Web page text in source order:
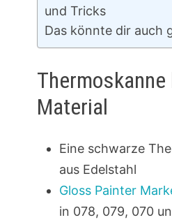
und Tricks
Das könnte dir auch
Thermoskanne
Material
Eine schwarze
aus Edelstahl
Gloss Painter
in 078, 079, 070